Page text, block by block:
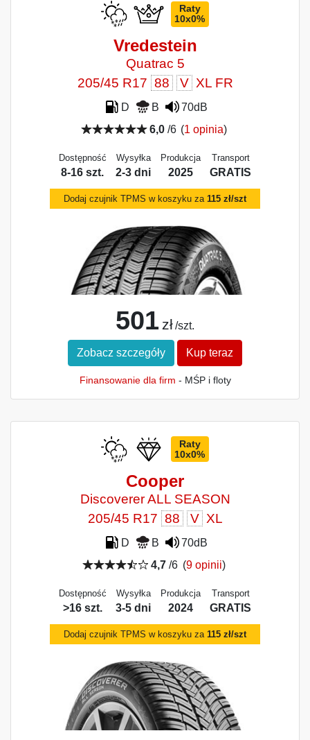
Raty
10x0%
Vredestein
Quatrac 5
205/45 R17 88 V XL FR
D B
70dB
6,0/6 (1 opinia)
Dostępność
8-16 szt.
Wysyłka
2-3 dni
Produkcja
2025
Transport
GRATIS
Dodaj czujnik TPMS w koszyku za 115 zł/szt
501 zł /szt.
Zobacz szczegóły Kup teraz
Finansowanie dla firm - MŚP i floty
Raty
10x0%
Cooper
Discoverer ALL SEASON
205/45 R17 88 V XL
D B
70dB
4,7 /6 (9 opinii)
Dostępność
>16 szt.
Wysyłka
3-5 dni
Produkcja
2024
Transport
GRATIS
Dodaj czujnik TPMS w koszyku za 115 zł/szt